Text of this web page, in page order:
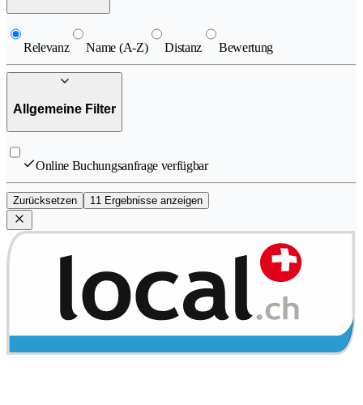
Relevanz Name (A-Z) Distanz Bewertung
Allgemeine Filter
Online Buchungsanfrage verfügbar
Zurücksetzen 11 Ergebnisse anzeigen